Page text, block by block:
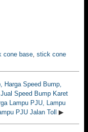
cone base, stick cone
Harga Speed Bump,
Speed Bump Karet
Lampu PJU, Lampu
PJU Jalan Toll
▶